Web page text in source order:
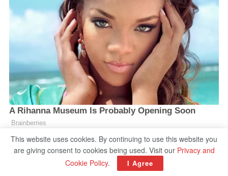
This website uses cookies. By continuing to use this website you
are giving consent to cookies being used. Visit our Privacy and
Cookie Policy. I Agree